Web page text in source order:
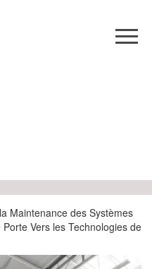
Maintenance des Systèmes
Vers les Technologies de